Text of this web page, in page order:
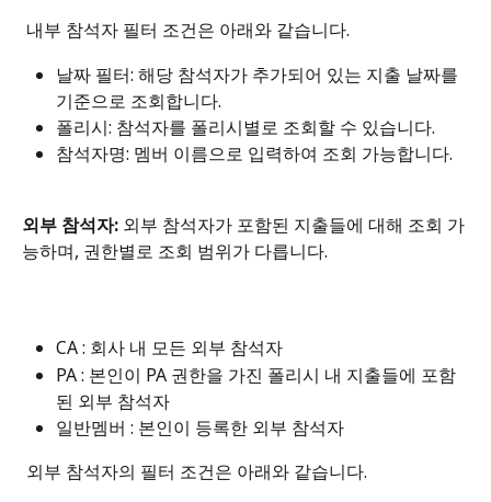
내부 참석자 필터 조건은 아래와 같습니다.
날짜 필터: 해당 참석자가 추가되어 있는 지출 날짜를
기준으로 조회합니다.
폴리시: 참석자를 폴리시별로 조회할 수 있습니다.
참석자명: 멤버 이름으로 입력하여 조회 가능합니다.
외부 참석자: 외부 참석자가 포함된 지출들에 대해 조회 가
능하며, 권한별로 조회 범위가 다릅니다.
CA : 회사 내 모든 외부 참석자
PA : 본인이 PA 권한을 가진 폴리시 내 지출들에 포함
된 외부 참석자
일반멤버 : 본인이 등록한 외부 참석자
외부 참석자의 필터 조건은 아래와 같습니다.